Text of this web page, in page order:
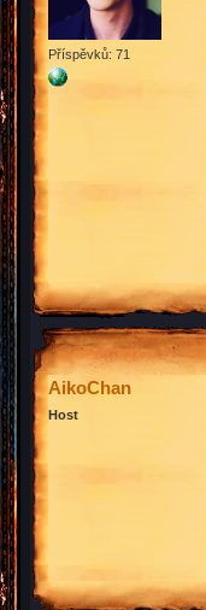
Příspěvků: 71
AikoChan
Host